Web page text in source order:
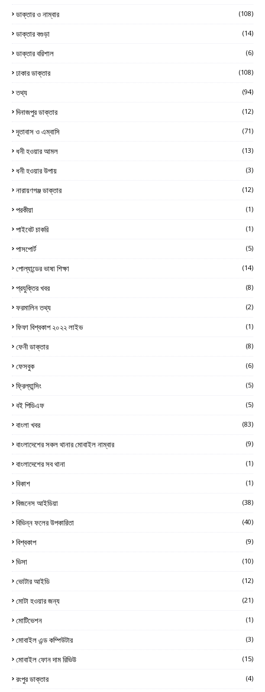
ডাক্তার ও নাম্বার (108)
ডাক্তার বগুড়া (14)
ডাক্তার বরিশাল (6)
ঢাকার ডাক্তার (108)
তথ্য (94)
দিনাজপুর ডাক্তার (12)
দূতাবাস ও এম্বাসি (71)
ধনী হওয়ার আমল (13)
ধনী হওয়ার উপায় (3)
নারায়ণগঞ্জ ডাক্তার (12)
পরকীয়া (1)
পাইবেট চাকরি (1)
পাসপোর্ট (5)
পোল্যান্ডের ভাষা শিক্ষা (14)
প্রযুক্তির খবর (8)
ফরমালিন তথ্য (2)
ফিফা বিশ্বকাপ ২০২২ লাইভ (1)
ফেনী ডাক্তার (8)
ফেসবুক (6)
ফ্রিল্যান্সিং (5)
বই পিডিএফ (5)
বাংলা খবর (83)
বাংলাদেশের সকল থানার মোবাইল নাম্বার (9)
বাংলাদেশের সব থানা (1)
বিকাশ (1)
বিজনেস আইডিয়া (38)
বিভিন্ন ফলের উপকারিতা (40)
বিশ্বকাপ (9)
ভিসা (10)
ভোটার আইডি (12)
মোটা হওয়ার জন্য (21)
মোটিভেশন (1)
মোবাইল এন্ড কম্পিউটার (3)
মোবাইল ফোন দাম রিভিউ (15)
রংপুর ডাক্তার (4)